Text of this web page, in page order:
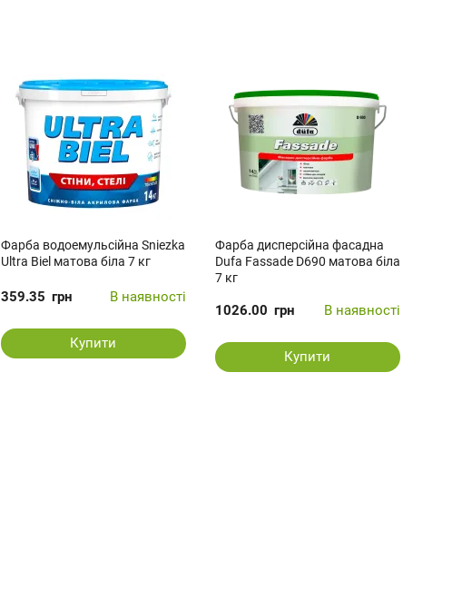
Фарба водоемульсійна Sniezka
Ultra Biel матова біла 7 кг
359.35 грн В наявності
Купити
Фарба дисперсійна фасадна
Dufa Fassade D690 матова біла
7 кг
1026.00 грн В наявності
Купити